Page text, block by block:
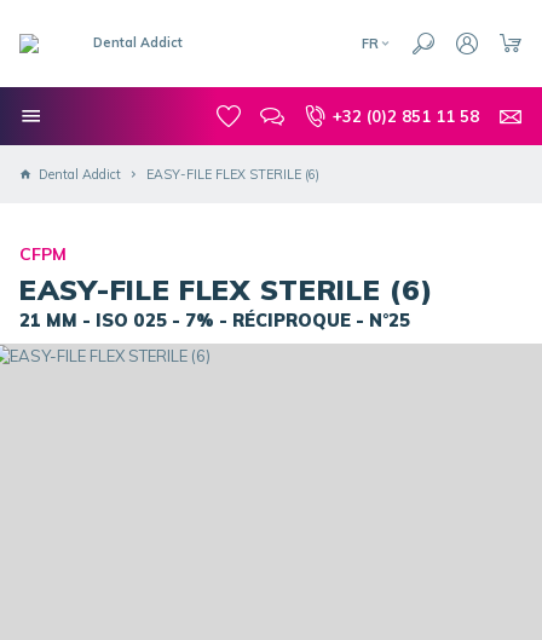
FR
+32 (0)2 851 11 58
Dental Addict EASY-FILE FLEX STERILE (6)
CFPM
EASY-FILE FLEX STERILE (6)
21 MM - ISO 025 - 7% - RÉCIPROQUE - N°25